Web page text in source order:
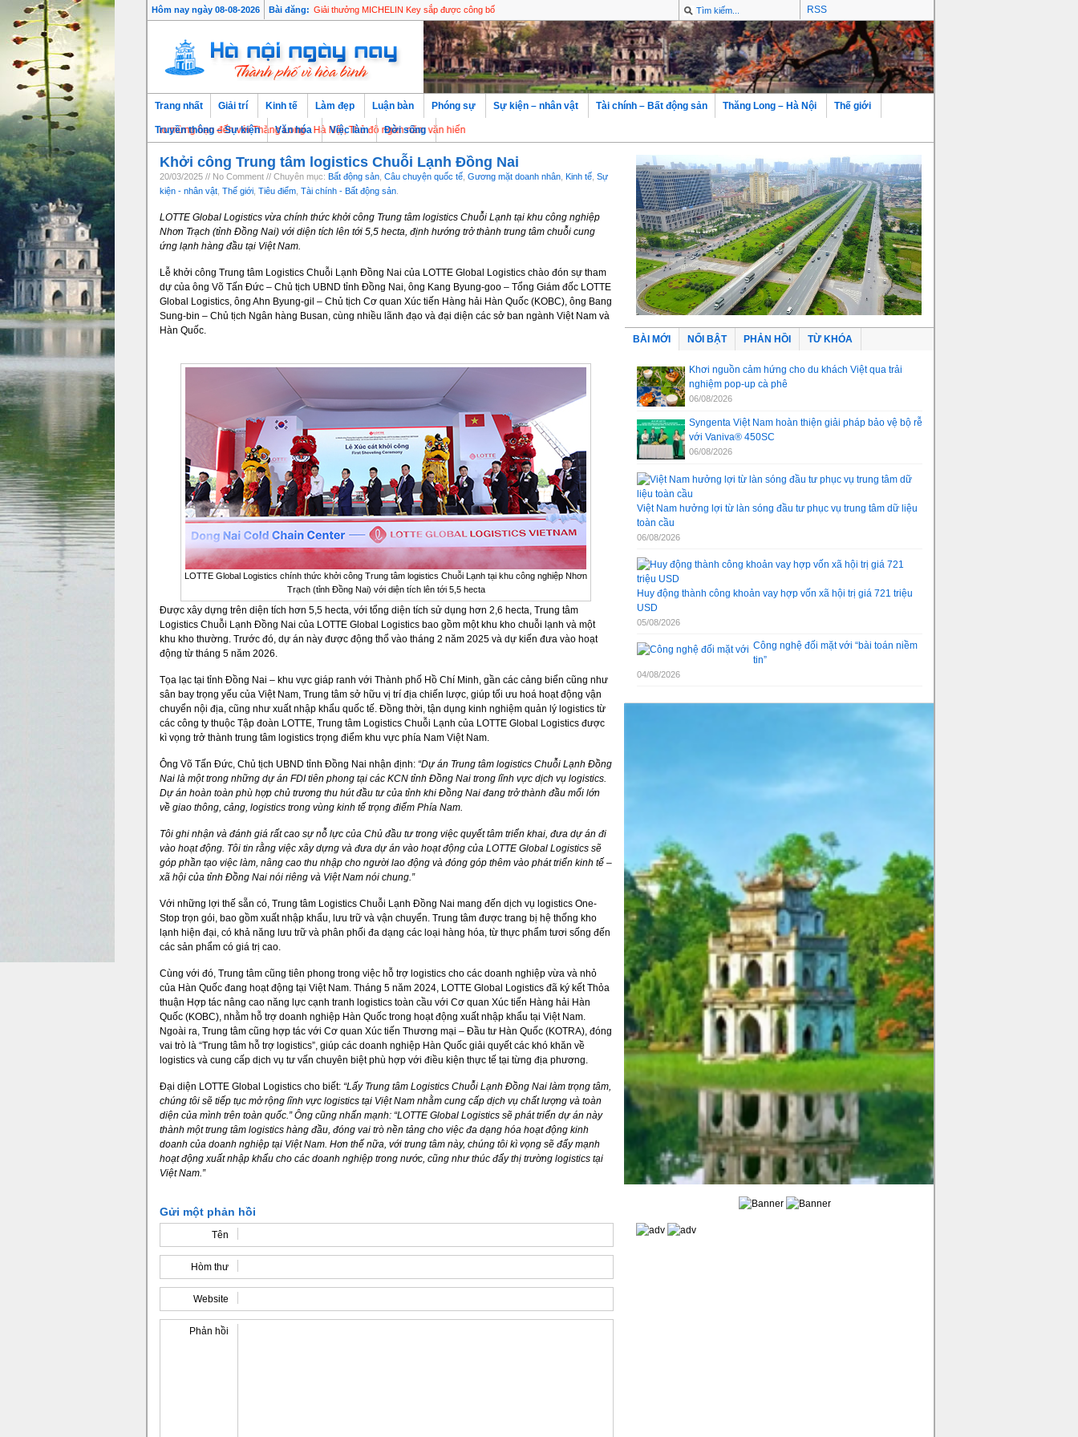
Hôm nay ngày 08-08-2026
Bài đăng:
Giải thưởng MICHELIN Key sắp được công bố
CHAGEE VN ra mắt Trà Sữa Oolong Cacao & bộ sưu tập Hello Kitty phiên bản mùa hè RSS
Chào mừng bạn đến với Thăng Long - Hà Nội, Thủ đô ngàn năm văn hiến
Trang nhất Giải trí Kinh tế Làm đẹp Luận bàn Phóng sự Sự kiện – nhân vật Tài chính – Bất động sản Thăng Long – Hà Nội Thế giới
Truyền thông – Sự kiện Văn hóa Việc làm Đời sống
Khởi công Trung tâm logistics Chuỗi Lạnh Đồng Nai
20/03/2025 // No Comment // Chuyên mục: Bất động sản Câu chuyện quốc tế Gương mặt doanh nhân Kinh tế Sự
kiện - nhân vật Thế giới Tiêu điểm Tài chính - Bất động sản
LOTTE Global Logistics vừa chính thức khởi công Trung tâm logistics Chuỗi Lạnh tại khu công nghiệp
Nhơn Trạch (tỉnh Đồng Nai) với diện tích lên tới 5,5 hecta, định hướng trở thành trung tâm chuỗi cung
ứng lạnh hàng đầu tại Việt Nam.
Lễ khởi công Trung tâm Logistics Chuỗi Lạnh Đồng Nai của LOTTE Global Logistics chào đón sự tham
dự của ông Võ Tấn Đức – Chủ tịch UBND tỉnh Đồng Nai, ông Kang Byung-goo – Tổng Giám đốc LOTTE
Global Logistics, ông Ahn Byung-gil – Chủ tịch Cơ quan Xúc tiến Hàng hải Hàn Quốc (KOBC), ông Bang
Sung-bin – Chủ tịch Ngân hàng Busan, cùng nhiều lãnh đạo và đại diện các sở ban ngành Việt Nam và
Hàn Quốc.
LOTTE Global Logistics chính thức khởi công Trung tâm logistics Chuỗi Lạnh tại khu công nghiệp Nhơn
Trạch (tỉnh Đồng Nai) với diện tích lên tới 5,5 hecta
Được xây dựng trên diện tích hơn 5,5 hecta, với tổng diện tích sử dụng hơn 2,6 hecta, Trung tâm
Logistics Chuỗi Lạnh Đồng Nai của LOTTE Global Logistics bao gồm một khu kho chuỗi lạnh và một
khu kho thường. Trước đó, dự án này được động thổ vào tháng 2 năm 2025 và dự kiến đưa vào hoạt
động từ tháng 5 năm 2026.
Tọa lạc tại tỉnh Đồng Nai – khu vực giáp ranh với Thành phố Hồ Chí Minh, gần các cảng biển cũng như
sân bay trọng yếu của Việt Nam, Trung tâm sở hữu vị trí địa chiến lược, giúp tối ưu hoá hoạt động vận
chuyển nội địa, cũng như xuất nhập khẩu quốc tế. Đồng thời, tận dụng kinh nghiệm quản lý logistics từ
các công ty thuộc Tập đoàn LOTTE, Trung tâm Logistics Chuỗi Lạnh của LOTTE Global Logistics được
kì vọng trở thành trung tâm logistics trọng điểm khu vực phía Nam Việt Nam.
Ông Võ Tấn Đức, Chủ tịch UBND tỉnh Đồng Nai nhận định: “Dự án Trung tâm logistics Chuỗi Lạnh Đồng
Nai là một trong những dự án FDI tiên phong tại các KCN tỉnh Đồng Nai trong lĩnh vực dịch vụ logistics.
Dự án hoàn toàn phù hợp chủ trương thu hút đầu tư của tỉnh khi Đồng Nai đang trở thành đầu mối lớn
về giao thông, cảng, logistics trong vùng kinh tế trọng điểm Phía Nam.
Tôi ghi nhận và đánh giá rất cao sự nỗ lực của Chủ đầu tư trong việc quyết tâm triển khai, đưa dự án đi
vào hoạt động. Tôi tin rằng việc xây dựng và đưa dự án vào hoạt động của LOTTE Global Logistics sẽ
góp phần tạo việc làm, nâng cao thu nhập cho người lao động và đóng góp thêm vào phát triển kinh tế –
xã hội của tỉnh Đồng Nai nói riêng và Việt Nam nói chung.”
Với những lợi thế sẵn có, Trung tâm Logistics Chuỗi Lạnh Đồng Nai mang đến dịch vụ logistics One-
Stop trọn gói, bao gồm xuất nhập khẩu, lưu trữ và vận chuyển. Trung tâm được trang bị hệ thống kho
lạnh hiện đại, có khả năng lưu trữ và phân phối đa dạng các loại hàng hóa, từ thực phẩm tươi sống đến
các sản phẩm có giá trị cao.
Cùng với đó, Trung tâm cũng tiên phong trong việc hỗ trợ logistics cho các doanh nghiệp vừa và nhỏ
của Hàn Quốc đang hoạt động tại Việt Nam. Tháng 5 năm 2024, LOTTE Global Logistics đã ký kết Thỏa
thuận Hợp tác nâng cao năng lực cạnh tranh logistics toàn cầu với Cơ quan Xúc tiến Hàng hải Hàn
Quốc (KOBC), nhằm hỗ trợ doanh nghiệp Hàn Quốc trong hoạt động xuất nhập khẩu tại Việt Nam.
Ngoài ra, Trung tâm cũng hợp tác với Cơ quan Xúc tiến Thương mại – Đầu tư Hàn Quốc (KOTRA), đóng
vai trò là “Trung tâm hỗ trợ logistics”, giúp các doanh nghiệp Hàn Quốc giải quyết các khó khăn về
logistics và cung cấp dịch vụ tư vấn chuyên biệt phù hợp với điều kiện thực tế tại từng địa phương.
Đại diện LOTTE Global Logistics cho biết: “Lấy Trung tâm Logistics Chuỗi Lạnh Đồng Nai làm trọng tâm,
chúng tôi sẽ tiếp tục mở rộng lĩnh vực logistics tại Việt Nam nhằm cung cấp dịch vụ chất lượng và toàn
diện của mình trên toàn quốc.” Ông cũng nhấn mạnh: “LOTTE Global Logistics sẽ phát triển dự án này
thành một trung tâm logistics hàng đầu, đóng vai trò nền tảng cho việc đa dạng hóa hoạt động kinh
doanh của doanh nghiệp tại Việt Nam. Hơn thế nữa, với trung tâm này, chúng tôi kì vọng sẽ đẩy mạnh
hoạt động xuất nhập khẩu cho các doanh nghiệp trong nước, cũng như thúc đẩy thị trường logistics tại
Việt Nam.”
Gửi một phản hồi
Tên
Hòm thư
Website
Phản hồi
BÀI MỚI NỔI BẬT PHẢN HỒI TỪ KHÓA
Khơi nguồn cảm hứng cho du khách Việt qua trải
nghiệm pop-up cà phê
06/08/2026
Syngenta Việt Nam hoàn thiện giải pháp bảo vệ bộ rễ
với Vaniva® 450SC
06/08/2026
Việt Nam hưởng lợi từ làn sóng đầu tư phục vụ trung tâm dữ liệu
toàn cầu
06/08/2026
Huy động thành công khoản vay hợp vốn xã hội trị giá 721 triệu
USD
05/08/2026
Công nghệ đối mặt với “bài toán niềm
tin”
04/08/2026